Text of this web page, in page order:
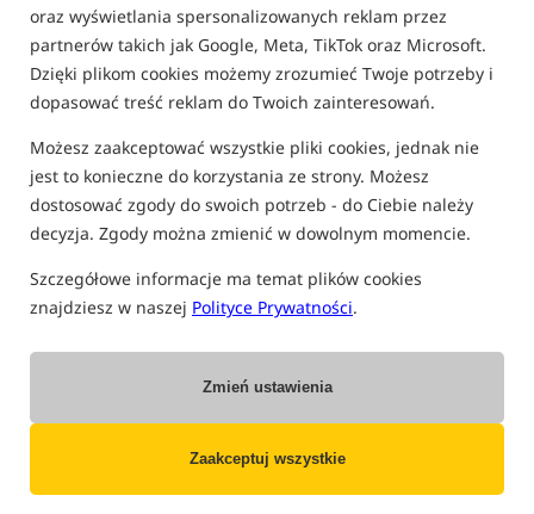
oraz wyświetlania spersonalizowanych reklam przez
partnerów takich jak Google, Meta, TikTok oraz Microsoft.
Dzięki plikom cookies możemy zrozumieć Twoje potrzeby i
dopasować treść reklam do Twoich zainteresowań.
Możesz zaakceptować wszystkie pliki cookies, jednak nie
jest to konieczne do korzystania ze strony. Możesz
dostosować zgody do swoich potrzeb - do Ciebie należy
decyzja. Zgody można zmienić w dowolnym momencie.
Szczegółowe informacje ma temat plików cookies
znajdziesz w naszej Polityce Prywatności.
Zmień ustawienia
Zaakceptuj wszystkie
(część opcji mogła zostać ukryta przez wybrany sposób filtrowania)
514.99